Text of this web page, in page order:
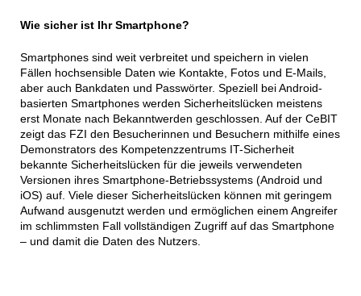
Wie sicher ist Ihr Smartphone?
Smartphones sind weit verbreitet und speichern in vielen
Fällen hochsensible Daten wie Kontakte, Fotos und E-Mails,
aber auch Bankdaten und Passwörter. Speziell bei Android-
basierten Smartphones werden Sicherheitslücken meistens
erst Monate nach Bekanntwerden geschlossen. Auf der CeBIT
zeigt das FZI den Besucherinnen und Besuchern mithilfe eines
Demonstrators des Kompetenzzentrums IT-Sicherheit
bekannte Sicherheitslücken für die jeweils verwendeten
Versionen ihres Smartphone-Betriebssystems (Android und
iOS) auf. Viele dieser Sicherheitslücken können mit geringem
Aufwand ausgenutzt werden und ermöglichen einem Angreifer
im schlimmsten Fall vollständigen Zugriff auf das Smartphone
– und damit die Daten des Nutzers.